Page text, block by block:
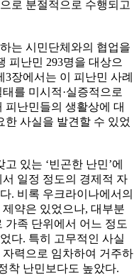
로 분절적으로 수행되고
는 시민단체와의 협업을
피난민 293명을 대상으
장에서는 이 피난민 사례
를 미시적·실증적으로
피난민들의 생활상에 대
한 사실을 발견할 수 있었
있는 ‘빈곤한 난민’에
일정 정도의 경제적 자
. 비록 우크라이나에서의
약은 있었으나, 대부분
가족 단위에서 어느 정도
다. 특히 고무적인 사실
력으로 임차하여 거주하
착 난민보다도 높았다.